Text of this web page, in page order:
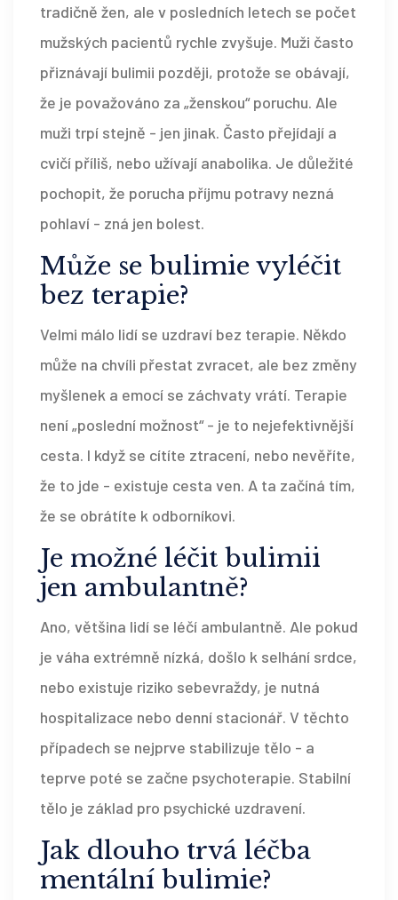
tradičně žen, ale v posledních letech se počet
mužských pacientů rychle zvyšuje. Muži často
přiznávají bulimii později, protože se obávají,
že je považováno za „ženskou“ poruchu. Ale
muži trpí stejně - jen jinak. Často přejídají a
cvičí příliš, nebo užívají anabolika. Je důležité
pochopit, že porucha příjmu potravy nezná
pohlaví - zná jen bolest.
Může se bulimie vyléčit
bez terapie?
Velmi málo lidí se uzdraví bez terapie. Někdo
může na chvíli přestat zvracet, ale bez změny
myšlenek a emocí se záchvaty vrátí. Terapie
není „poslední možnost“ - je to nejefektivnější
cesta. I když se cítíte ztracení, nebo nevěříte,
že to jde - existuje cesta ven. A ta začíná tím,
že se obrátíte k odborníkovi.
Je možné léčit bulimii
jen ambulantně?
Ano, většina lidí se léčí ambulantně. Ale pokud
je váha extrémně nízká, došlo k selhání srdce,
nebo existuje riziko sebevraždy, je nutná
hospitalizace nebo denní stacionář. V těchto
případech se nejprve stabilizuje tělo - a
teprve poté se začne psychoterapie. Stabilní
tělo je základ pro psychické uzdravení.
Jak dlouho trvá léčba
mentální bulimie?